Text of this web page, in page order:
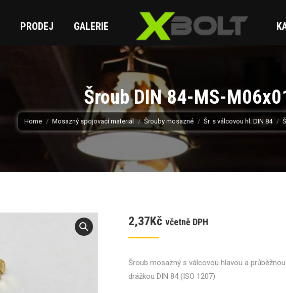
PRODEJ GALERIE
Šroub DIN 84-MS-
You are here:
Home Mosazný spojovací materiál Šrouby mosazné Šr. s válcovou hl. DIN 84
2,37Kč včetně DPH
Šroub mosazný s válcovou hlavou a průběžnou
drážkou DIN 84 (ISO 1207)